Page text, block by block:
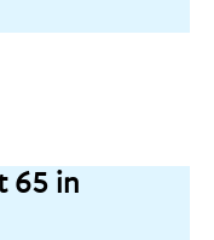
65 in